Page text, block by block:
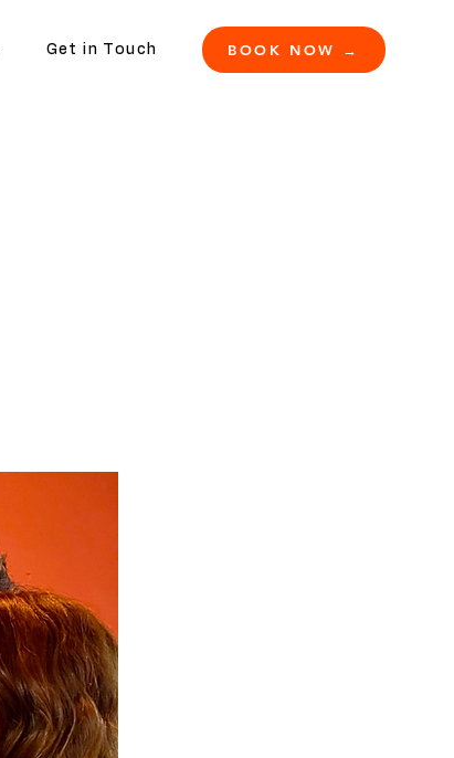
Get in Touch BOOK NOW →